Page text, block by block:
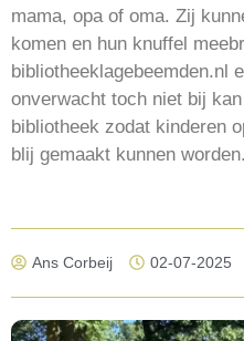
mama, opa of oma. Zij
komen en hun knuffel
bibliotheeklagebeemden.nl
onverwacht toch niet bij
bibliotheek zodat kinderen
blij gemaakt kunnen worden.
Ans Corbeij 02-07-2025